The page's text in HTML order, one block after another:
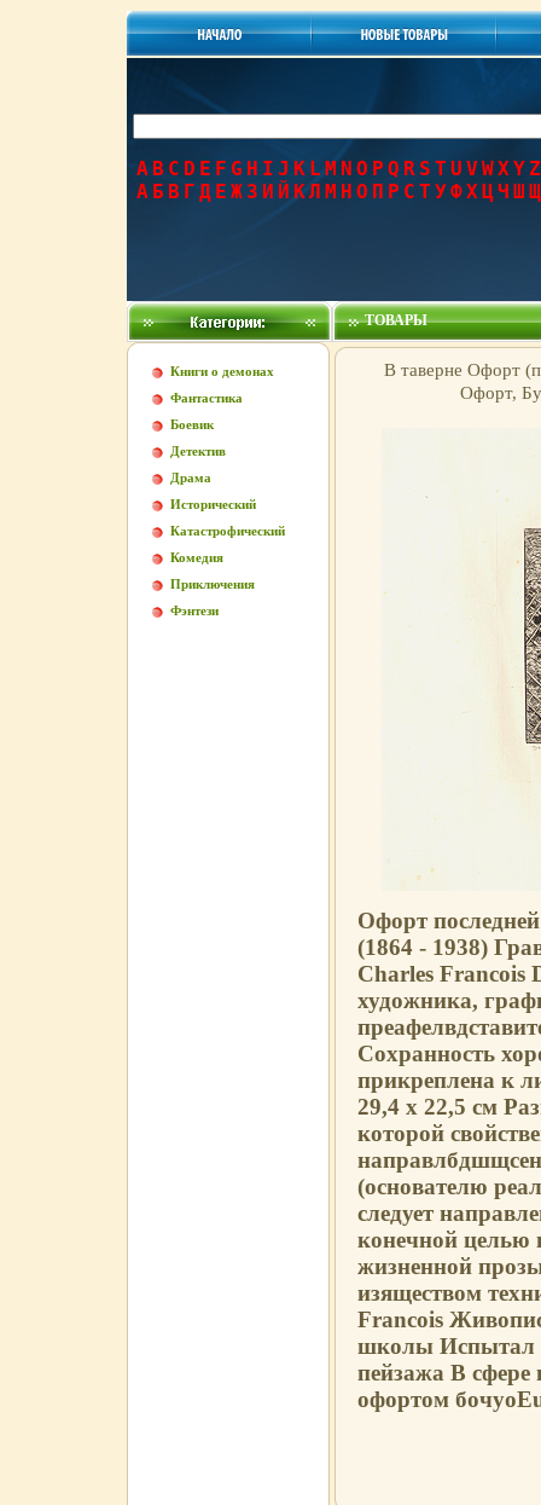
A B C D E F G H I J K L M N O P Q R S T U V WXYZ
А Б В Г Д Е Ж З И Й КЛ М Н О П Р С Т УФХЦЧ Ш Щ
Книги о демонах
Фантастика
Боевик
Детектив
Драма
Исторический
Катастрофический
Комедия
Приключения
Фэнтези
ТОВАРЫ
В таверне Офорт
Офорт,
Офорт
(1864 - 1938)
Charles Francois
художника,
Сохранность
прикреплена к
29,4 х 22,5 см
которой
(основателю
следует
конечной целью
жизненной
изяществом
Francois
школы Испытал
пейзажа В сфере
офортом